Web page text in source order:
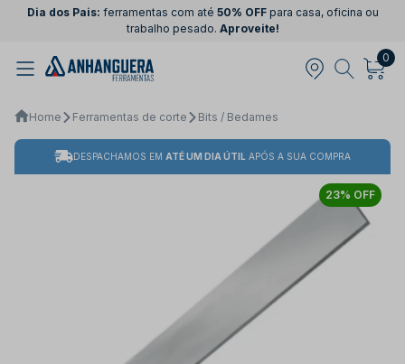
Dia dos Pais: ferramentas com até 50% OFFpara casa, oficina ou
trabalho pesado. Aproveite!
0
Home Ferramentas de corte Bits / Bedames
DESPACHAMOS EM ATÉ UM DIA ÚTIL APÓS A SUA COMPRA
23% OFF